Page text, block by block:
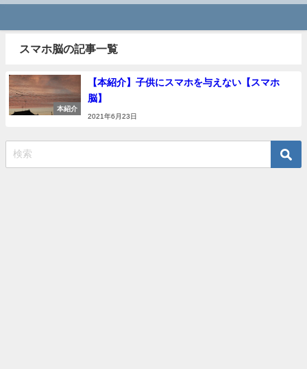
スマホ脳の記事一覧
本紹介
【本紹介】子供にスマホを与えない【スマホ
脳】
2021年6月23日